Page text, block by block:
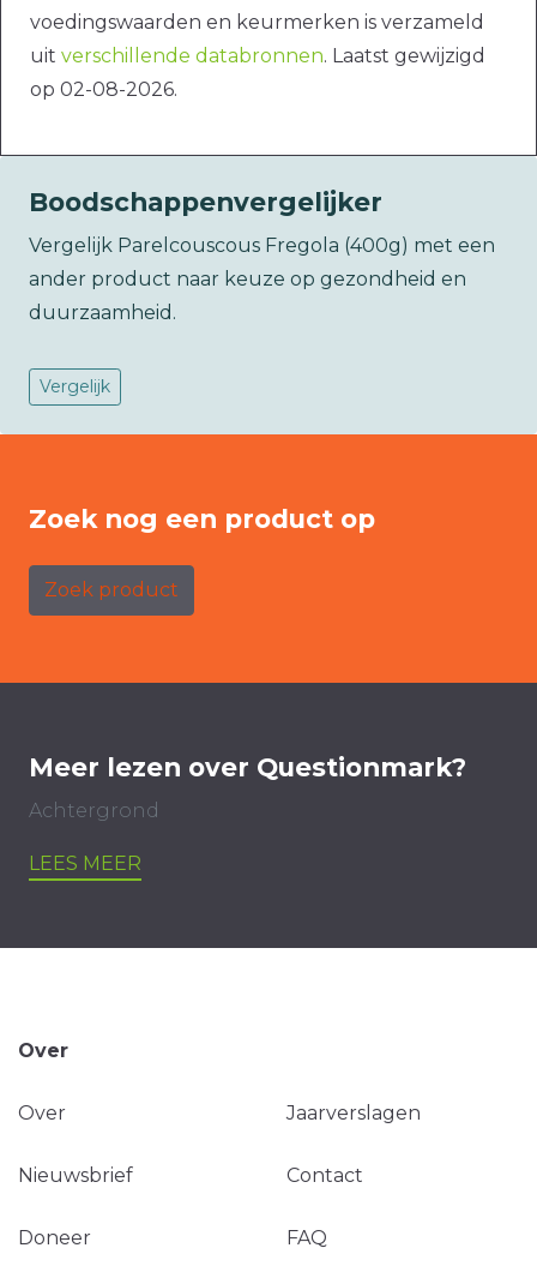
voedingswaarden en keurmerken is verzameld
uit verschillende databronnen. Laatst gewijzigd
op 02-08-2026.
Boodschappenvergelijker
Vergelijk Parelcouscous Fregola (400g) met een
ander product naar keuze op gezondheid en
duurzaamheid.
Vergelijk
Zoek nog een product op
Zoek product
Meer lezen over Questionmark?
Achtergrond
LEES MEER
Over
Over Jaarverslagen
Nieuwsbrief Contact
Doneer FAQ